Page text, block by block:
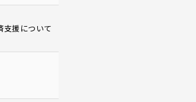
支援について